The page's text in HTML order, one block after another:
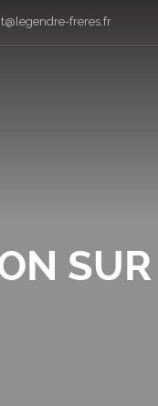
freres.fr